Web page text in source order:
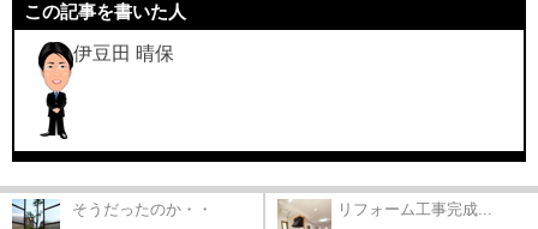
この記事を書いた人
伊豆田 晴保
そうだったのか・・ リフォーム工事完成...